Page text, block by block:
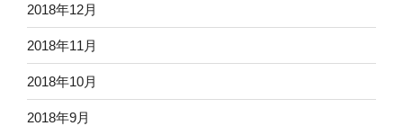
2018年12月
2018年11月
2018年10月
2018年9月